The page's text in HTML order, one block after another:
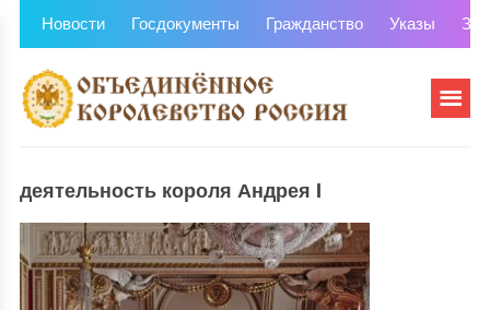
Новости Госдокументы Гражданство Указы
деятельность короля Андрея I